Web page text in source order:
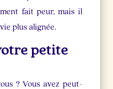
fait peur, mais il
plus alignée.
petite
? Vous avez peut-